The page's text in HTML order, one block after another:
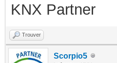
KNX Partner
Trouver
Scorpio5